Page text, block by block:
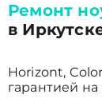
Ремонт
в
Horizont,
гарантией